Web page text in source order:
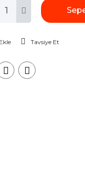
Tavsiye Et